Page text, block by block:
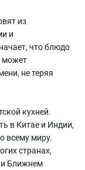
из
и
что блюдо
может
не теряя
кухней.
в Китае и Индии,
всему миру.
странах,
и Ближнем